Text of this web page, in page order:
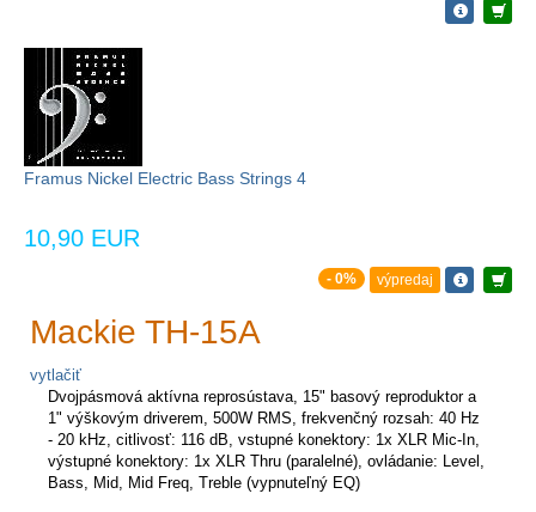
Framus Nickel Electric Bass Strings 4
10,90 EUR
- 0% výpredaj
Mackie TH-15A
vytlačiť
Dvojpásmová aktívna reprosústava, 15" basový reproduktor a
1" výškovým driverem, 500W RMS, frekvenčný rozsah: 40 Hz
- 20 kHz, citlivosť: 116 dB, vstupné konektory: 1x XLR Mic-In,
výstupné konektory: 1x XLR Thru (paralelné), ovládanie: Level,
Bass, Mid, Mid Freq, Treble (vypnuteľný EQ)